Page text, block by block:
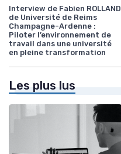
Interview de Fabien ROLLAND
de Université de Reims
Champagne-Ardenne :
Piloter l’environnement de
travail dans une université
en pleine transformation
Les plus lus